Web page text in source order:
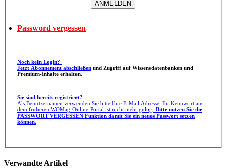
Password vergessen
Noch kein Login?
Jetzt Abonnement abschließen
Premium-Inhalte erhalten.
Sie sind bereits registriert?
Als Benutzernamen verwenden Sie bitte Ihre E-Mail Adresse. Ihr Kennwort aus
dem früheren WOMag-Online-Portal ist nicht mehr gültig. Bitte nutzen Sie die
PASSWORT VERGESSEN Funktion damit Sie ein neues Passwort setzen
können.
Verwandte Artikel